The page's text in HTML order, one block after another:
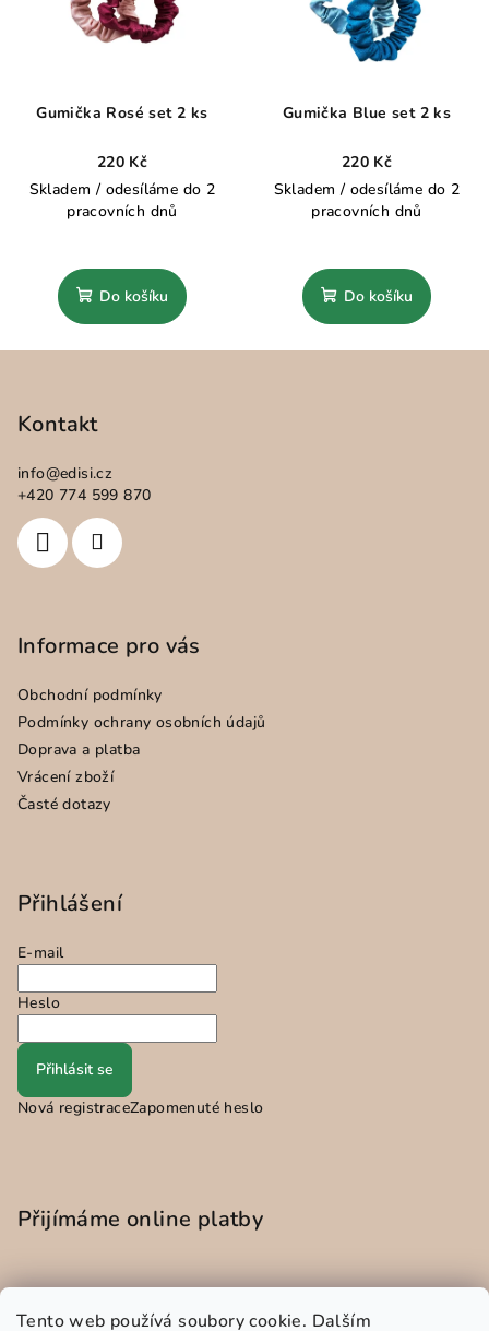
Tento web používá soubory cookie. Dalším
Gumička Rosé set 2 ks
220 Kč
Skladem / odesíláme do 2
pracovních dnů
Do košíku
Gumička Blue set 2 ks
220 Kč
Skladem / odesíláme do 2
pracovních dnů
Do košíku
Kontakt
info@edisi.cz
+420 774 599 870
Informace pro vás
Obchodní podmínky
Podmínky ochrany osobních údajů
Doprava a platba
Vrácení zboží
Časté dotazy
Přihlášení
E-mail
Heslo
Přihlásit se
Nová registraceZapomenuté heslo
Přijímáme online platby